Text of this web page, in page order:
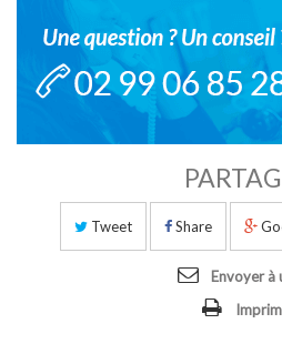
Tweet Share
Envoyer à